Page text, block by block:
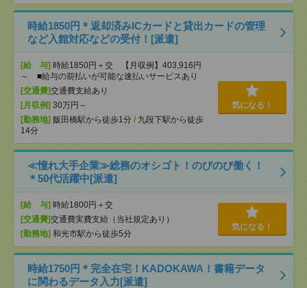
時給1850円＊返却済みICカードと貸出カードの管理
など入館対応などの受付！[派遣]
[給 与] 時給1850円＋交 【月収例】403,916円
～ ■給与の前払いが可能な速払いサービスあり
[交通費]交通費支給あり
[月収例] 30万円～
[勤務地] 飯田橋駅から徒歩1分 / 九段下駅から徒歩
14分
気になる！
≪憧れ大手企業≫総務のオシゴト！のびのび働く！
＊50代活躍中[派遣]
[給 与] 時給1800円＋交
[交通費]交通費実費支給（当社規定あり）
[勤務地] 和光市駅から徒歩5分
気になる！
時給1750円＊完全在宅！KADOKAWA！書籍データ
に関わるデータ入力[派遣]